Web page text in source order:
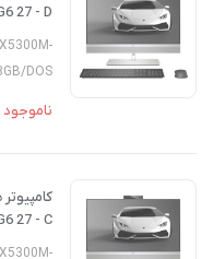
27 - D
DOS
ناموجود
27 - C